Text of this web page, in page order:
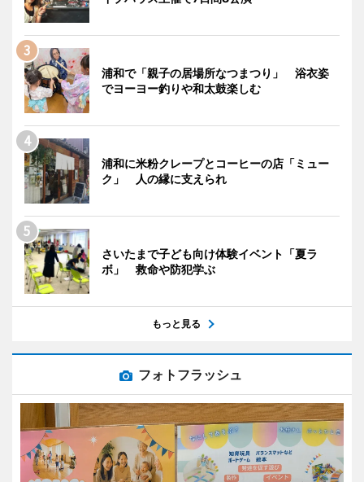
浦和で「親子の居場所なつまつり」 浴衣姿
でヨーヨー釣りや和太鼓楽しむ
浦和に米粉クレープとコーヒーの店「ミュー
ク」 人の縁に支えられ
さいたまで子ども向け体験イベント「夏ラ
ボ」 救命や防犯学ぶ
もっと見る
フォトフラッシュ